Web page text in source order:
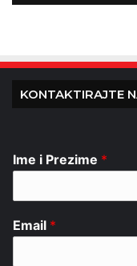
KONTAKTIRAJTE
Ime i Prezime *
Email *